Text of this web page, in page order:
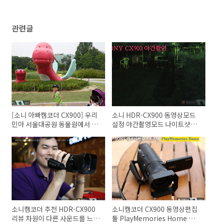
관련글
[소니 아빠캠코더 CX900] 우리
민아 서울대공원 동물원에서 소
계하기
소니 HDR-CX900 동영상모드
설정 야간촬영모드 나이트샷
소니캠코더 추천 HDR-CX900
리뷰 차원이 다른 사운드를 느껴
소니캠코더 CX900 동영상편집
툴 PlayMemories Home 순